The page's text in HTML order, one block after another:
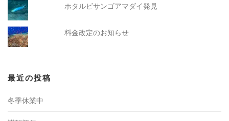
ホタルビサンゴアマダイ発見
料金改定のお知らせ
最近の投稿
冬季休業中